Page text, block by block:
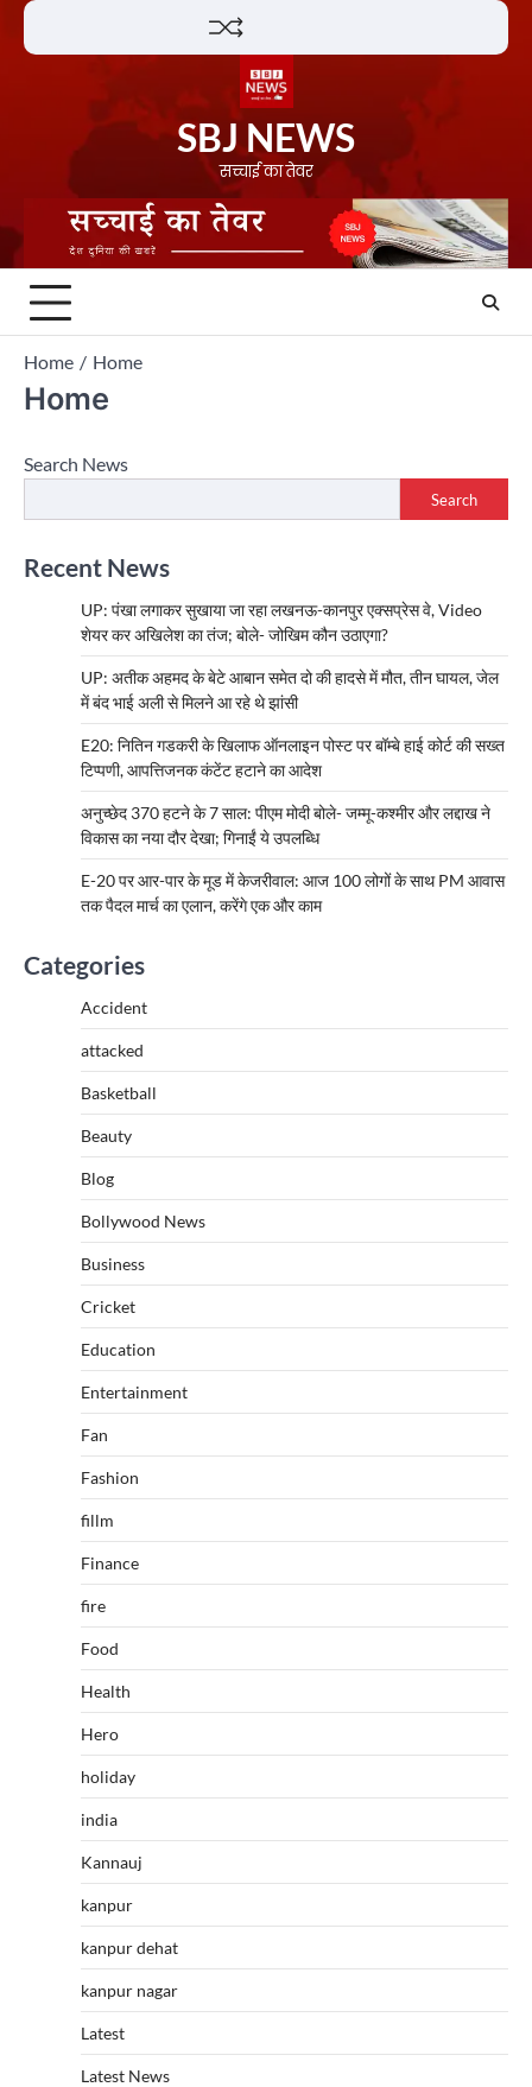
Skip
SBJ NEWS
सच्चाई का तेवर
Home Home
Home
Search News
Search
Recent News
UP: पंखा लगाकर सुखाया जा रहा लखनऊ-कानपुर एक्सप्रेस वे, Video
शेयर कर अखिलेश का तंज; बोले- जोखिम कौन उठाएगा?
UP: अतीक अहमद के बेटे आबान समेत दो की हादसे में मौत, तीन घायल, जेल
में बंद भाई अली से मिलने आ रहे थे झांसी
E20: नितिन गडकरी के खिलाफ ऑनलाइन पोस्ट पर बॉम्बे हाई कोर्ट की सख्त
टिप्पणी, आपत्तिजनक कंटेंट हटाने का आदेश
अनुच्छेद 370 हटने के 7 साल: पीएम मोदी बोले- जम्मू-कश्मीर और लद्दाख ने
विकास का नया दौर देखा; गिनाईं ये उपलब्धि
E-20 पर आर-पार के मूड में केजरीवाल: आज 100 लोगों के साथ PM आवास
तक पैदल मार्च का एलान, करेंगे एक और काम
Categories
Accident
attacked
Basketball
Beauty
Blog
Bollywood News
Business
Cricket
Education
Entertainment
Fan
Fashion
fillm
Finance
fire
Food
Health
Hero
holiday
india
Kannauj
kanpur
kanpur dehat
kanpur nagar
Latest
Latest News